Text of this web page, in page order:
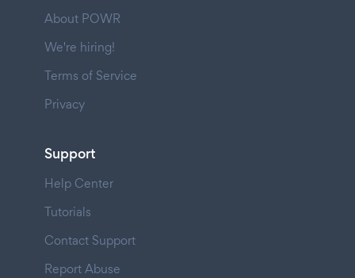
About POWR
We're hiring!
Terms of Service
Privacy
Support
Help Center
Tutorials
Contact Support
Report Abuse